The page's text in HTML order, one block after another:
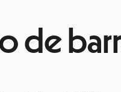
de